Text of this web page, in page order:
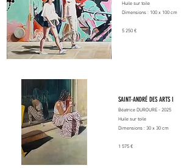
Huile sur toile
Dimensions : 100 x 100 cm
5 250 €
SAINT-ANDRÉ DES ARTS I
Béatrice DUROURE - 2025
Huile sur toile
Dimensions : 30 x 30 cm
1 575 €